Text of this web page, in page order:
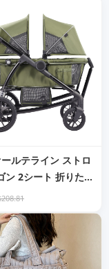
ルテライン ストロ
ン 2シート 折りたた
ペディション 2-in-1
式ワゴンベビーカー
、親用オーガナイザ
クトレイ＆カップホ
1シートあたり55ポ